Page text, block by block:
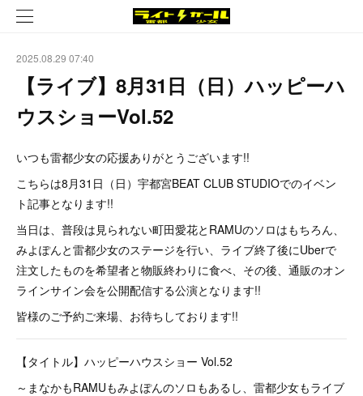
2025.08.29 07:40
【ライブ】8月31日（日）ハッピーハ
ウスショーVol.52
いつも雷都少女の応援ありがとうございます!!
こちらは8月31日（日）宇都宮BEAT CLUB STUDIOでのイベン
ト記事となります!!
当日は、普段は見られない町田愛花とRAMUのソロはもちろん、
みよぽんと雷都少女のステージを行い、ライブ終了後にUberで
注文したものを希望者と物販終わりに食べ、その後、通販のオン
ラインサイン会を公開配信する公演となります!!
皆様のご予約ご来場、お待ちしております!!
【タイトル】ハッピーハウスショー Vol.52
～まなかもRAMUもみよぽんのソロもあるし、雷都少女もライブ